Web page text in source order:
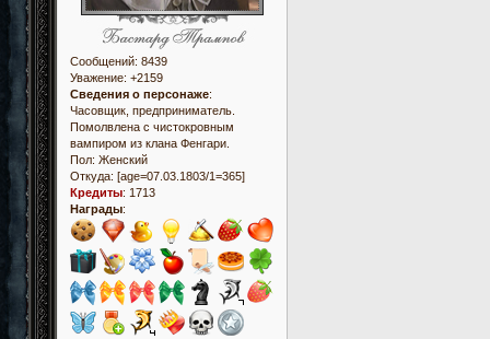
Сообщений: 8439
Уважение: +2159
Сведения о персонаже:
Часовщик, предприниматель.
Помолвлена с чистокровным
вампиром из клана Фенгари.
Пол: Женский
Откуда: [age=07.03.1803/1=365]
Кредиты: 1713
Награды: